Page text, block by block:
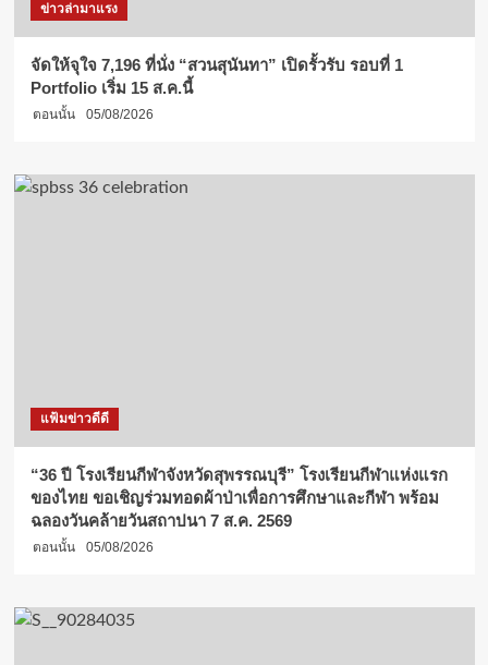
ข่าวล่ามาแรง
จัดให้จุใจ 7,196 ที่นั่ง “สวนสุนันทา” เปิดรั้วรับ รอบที่ 1
Portfolio เริ่ม 15 ส.ค.นี้
ตอนนั้น 05/08/2026
แฟ้มข่าวดีดี
“36 ปี โรงเรียนกีฬาจังหวัดสุพรรณบุรี” โรงเรียนกีฬาแห่งแรก
ของไทย ขอเชิญร่วมทอดผ้าป่าเพื่อการศึกษาและกีฬา พร้อม
ฉลองวันคล้ายวันสถาปนา 7 ส.ค. 2569
ตอนนั้น 05/08/2026